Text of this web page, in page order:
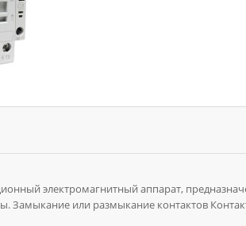
электромагнитный аппарат,
Замыкание или размыкание контактов